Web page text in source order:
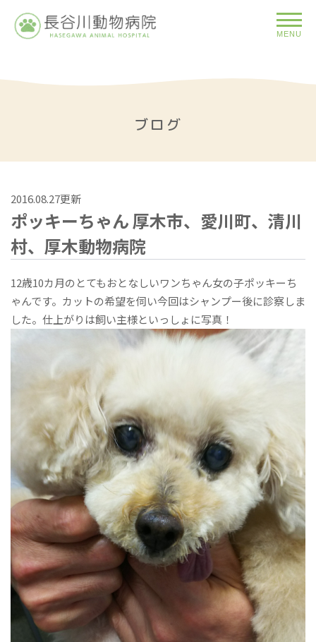
MENU
ブログ
2016.08.27更新
ポッキーちゃん 厚木市、愛川町、清川
村、厚木動物病院
12歳10カ月のとてもおとなしいワンちゃん女の子ポッキーち
ゃんです。カットの希望を伺い今回はシャンプー後に診察しま
した。仕上がりは飼い主様といっしょに写真！